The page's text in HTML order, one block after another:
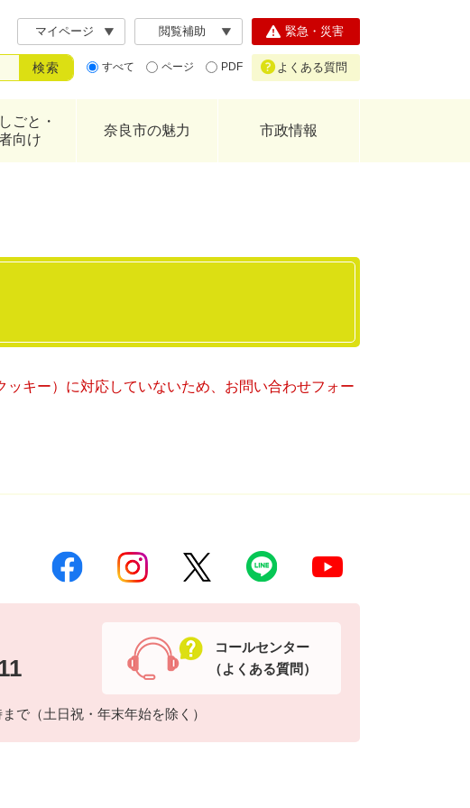
マイページ 閲覧補助
すべて ページ PDF
緊急・災害
よくある質問
ごと・
向け
奈良市の魅力 市政情報
キー）に対応していないため、お問い合わせフォー
で（土日祝・年末年始を除く）
コールセンター
（よくある質問）